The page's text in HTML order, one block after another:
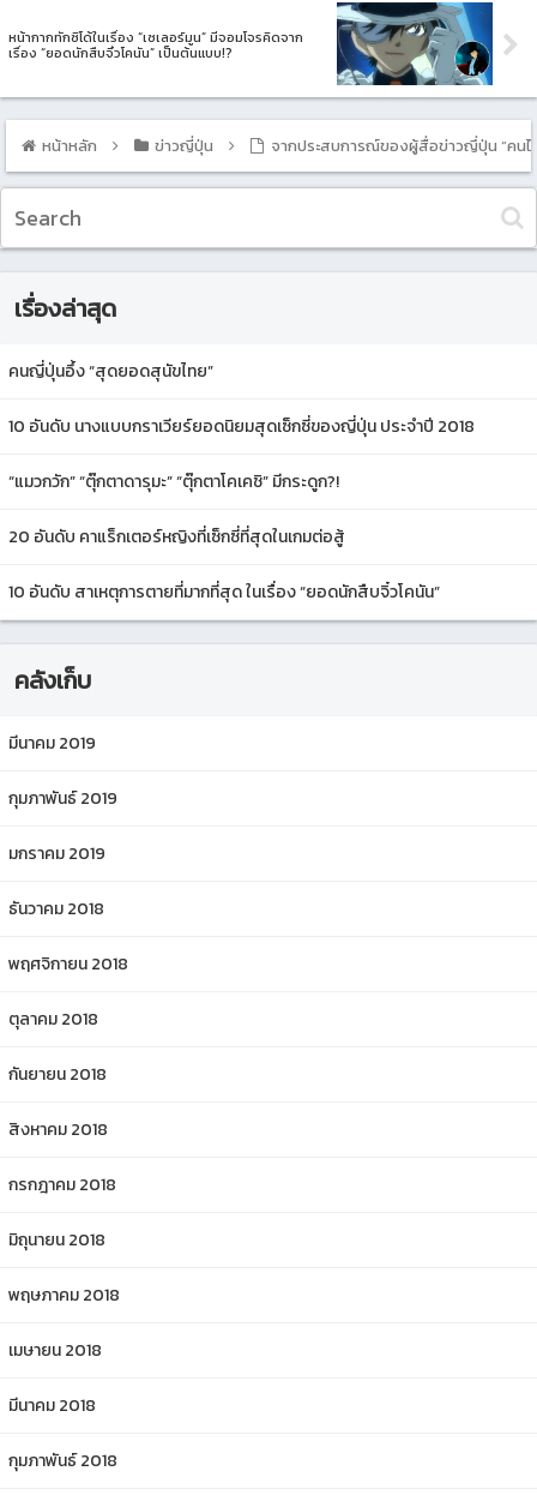
หน้ากากทักซิโด้ในเรื่อง “เซเลอร์มูน” มีจอมโจรคิดจาก
เรื่อง “ยอดนักสืบจิ๋วโคนัน” เป็นต้นแบบ!?
หน้าหลัก ข่าวญี่ปุ่น จากประสบการณ์ของผู้สื่อข่าวญึ่ปุ่น “คนไ
เรื่องล่าสุด
คนญี่ปุ่นอึ้ง “สุดยอดสุนัขไทย”
10 อันดับ นางแบบกราเวียร์ยอดนิยมสุดเซ็กซี่ของญี่ปุ่น ประจำปี 2018
“แมวกวัก” “ตุ๊กตาดารุมะ” “ตุ๊กตาโคเคชิ” มีกระดูก?!
20 อันดับ คาแร็กเตอร์หญิงที่เซ็กซี่ที่สุดในเกมต่อสู้
10 อันดับ สาเหตุการตายที่มากที่สุด ในเรื่อง “ยอดนักสืบจิ๋วโคนัน”
คลังเก็บ
มีนาคม 2019
กุมภาพันธ์ 2019
มกราคม 2019
ธันวาคม 2018
พฤศจิกายน 2018
ตุลาคม 2018
กันยายน 2018
สิงหาคม 2018
กรกฎาคม 2018
มิถุนายน 2018
พฤษภาคม 2018
เมษายน 2018
มีนาคม 2018
กุมภาพันธ์ 2018